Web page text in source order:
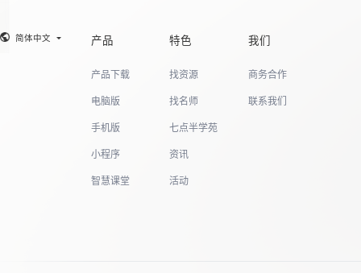
简体中文 产品
产品下载
电脑版
手机版
小程序
智慧课堂
特色
找资源
找名师
七点半学苑
资讯
活动
我们
商务合作
联系我们